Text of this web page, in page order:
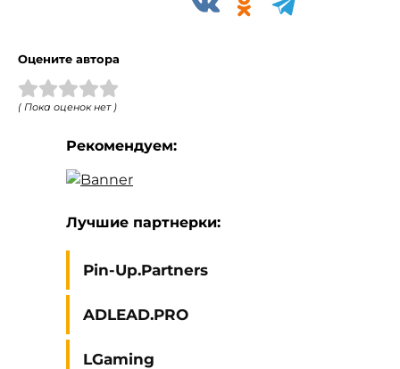
Оцените автора
( Пока оценок нет )
Рекомендуем:
Лучшие партнерки:
Pin-Up.Partners
ADLEAD.PRO
LGaming